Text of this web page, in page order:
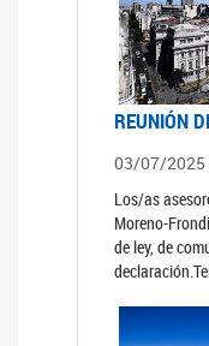
REUNIÓN
03/07/2025
Los/as
Moreno-
de ley, de